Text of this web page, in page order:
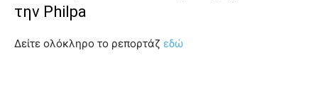
την Philpa
Δείτε ολόκληρο το ρεπορτάζ εδώ